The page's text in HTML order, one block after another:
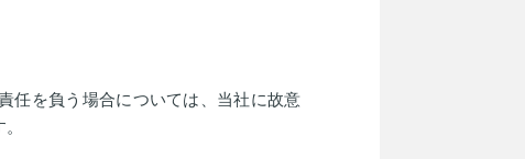
任を負う場合については、当社に故意